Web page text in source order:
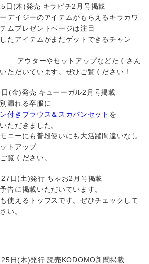
日(木)発売 キラピチ2月号掲載
デイジーのアイテムがもらえるキラカワ
ムプレゼントページは注目
たアイテムがまだゲットできるチャン
ターやセットアップなどたくさん
ただいています。ぜひご覧ください！
日(金)発売 キューーガル2月号掲載
漏れる卒服に
付きブラウス＆スカパンセット を
ただきました。
ニーにも普段使いにも大活躍間違いなし
トアップ
覧ください。
27日(土)発行 ちゃお2月号掲載
告に掲載いただいています。
使えるトップスです。ぜひチェックして
い。
25日(木)発行 読売KODOMO新聞掲載